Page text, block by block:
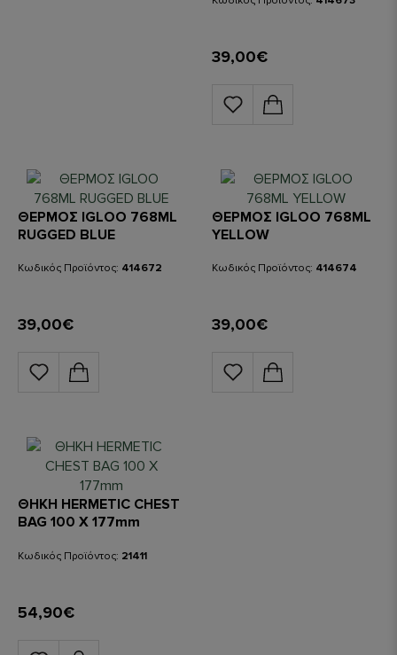
39,00€
ΘΕΡΜΟΣ IGLOO 768ML
RUGGED BLUE
Κωδικός Προϊόντος: 414672
39,00€
ΘΕΡΜΟΣ IGLOO 768ML
YELLOW
Κωδικός Προϊόντος: 414674
39,00€
ΘΗΚΗ HERMETIC CHEST
BAG 100 X 177mm
Κωδικός Προϊόντος: 21411
54,90€